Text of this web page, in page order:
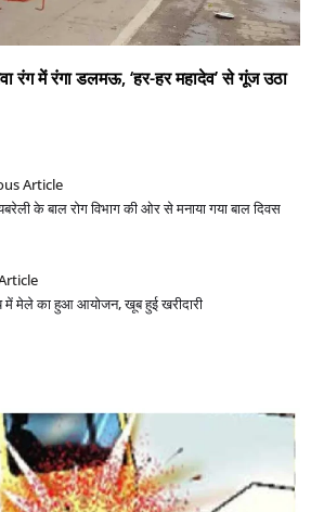
रंग में रंगा डलमऊ, ‘हर-हर महादेव’ से गूंज उठा
Article
के बाल रोग विभाग की ओर से मनाया गया बाल दिवस
में मेले का हुआ आयोजन, खूब हुई खरीदारी